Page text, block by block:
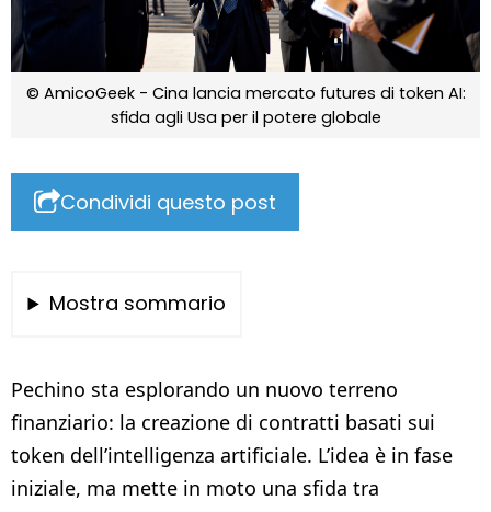
© AmicoGeek - Cina lancia mercato futures di token AI:
sfida agli Usa per il potere globale
Condividi questo post
Mostra sommario
Pechino sta esplorando un nuovo terreno
finanziario: la creazione di contratti basati sui
token dell’intelligenza artificiale. L’idea è in fase
iniziale, ma mette in moto una sfida tra